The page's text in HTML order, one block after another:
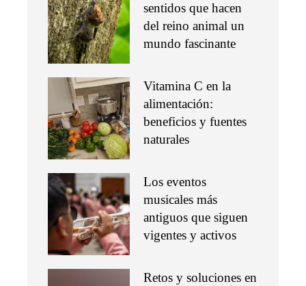
sentidos que hacen
del reino animal un
mundo fascinante
Vitamina C en la
alimentación:
beneficios y fuentes
naturales
Los eventos
musicales más
antiguos que siguen
vigentes y activos
Retos y soluciones en